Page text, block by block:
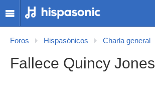
Foros Hispasónicos Charla general
Fallece Quincy Jones